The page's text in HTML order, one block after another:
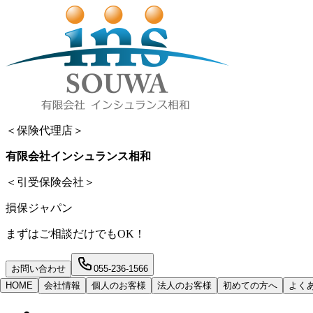
＜保険代理店＞
有限会社インシュランス相和
＜引受保険会社＞
損保ジャパン
まずはご相談だけでもOK！
お問い合わせ
055-236-1566
HOME
会社情報 個人のお客様 法人のお客様 初めての方へ よく